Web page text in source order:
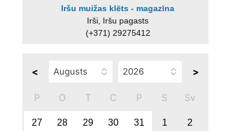
Iršu muižas klēts - magazīna
Irši, Iršu pagasts
(+371) 29275412
< >
P O T C P S Sv
27 28 29 30 31 1 2